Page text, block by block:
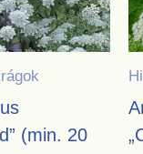
(min. 20